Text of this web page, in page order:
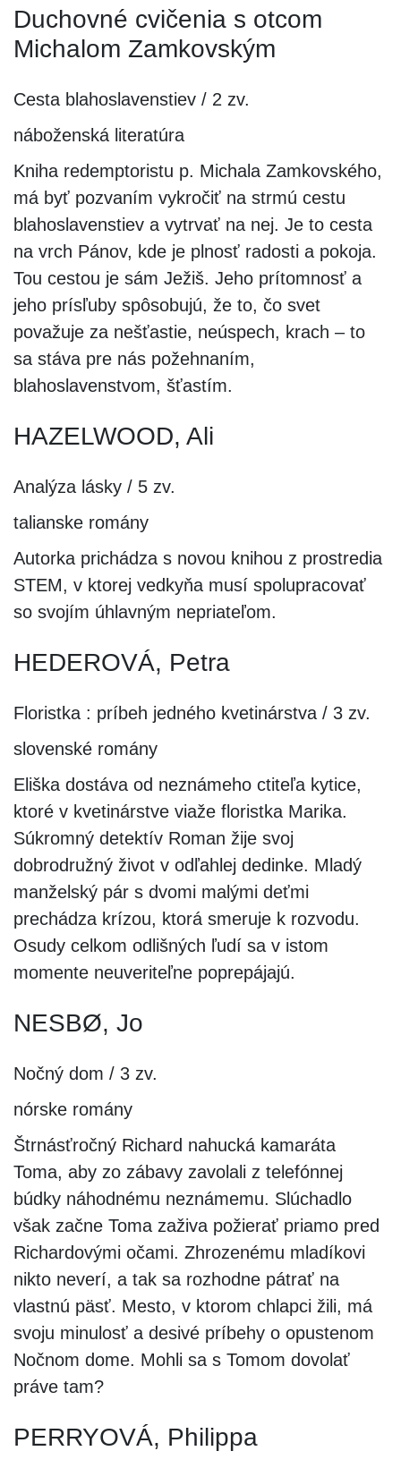
Duchovné cvičenia s otcom
Michalom Zamkovským
Cesta blahoslavenstiev / 2 zv.
náboženská literatúra
Kniha redemptoristu p. Michala Zamkovského,
má byť pozvaním vykročiť na strmú cestu
blahoslavenstiev a vytrvať na nej. Je to cesta
na vrch Pánov, kde je plnosť radosti a pokoja.
Tou cestou je sám Ježiš. Jeho prítomnosť a
jeho prísľuby spôsobujú, že to, čo svet
považuje za nešťastie, neúspech, krach – to
sa stáva pre nás požehnaním,
blahoslavenstvom, šťastím.
HAZELWOOD, Ali
Analýza lásky / 5 zv.
talianske romány
Autorka prichádza s novou knihou z prostredia
STEM, v ktorej vedkyňa musí spolupracovať
so svojím úhlavným nepriateľom.
HEDEROVÁ, Petra
Floristka : príbeh jedného kvetinárstva / 3 zv.
slovenské romány
Eliška dostáva od neznámeho ctiteľa kytice,
ktoré v kvetinárstve viaže floristka Marika.
Súkromný detektív Roman žije svoj
dobrodružný život v odľahlej dedinke. Mladý
manželský pár s dvomi malými deťmi
prechádza krízou, ktorá smeruje k rozvodu.
Osudy celkom odlišných ľudí sa v istom
momente neuveriteľne poprepájajú.
NESBØ, Jo
Nočný dom / 3 zv.
nórske romány
Štrnásťročný Richard nahucká kamaráta
Toma, aby zo zábavy zavolali z telefónnej
búdky náhodnému neznámemu. Slúchadlo
však začne Toma zaživa požierať priamo pred
Richardovými očami. Zhrozenému mladíkovi
nikto neverí, a tak sa rozhodne pátrať na
vlastnú päsť. Mesto, v ktorom chlapci žili, má
svoju minulosť a desivé príbehy o opustenom
Nočnom dome. Mohli sa s Tomom dovolať
práve tam?
PERRYOVÁ, Philippa